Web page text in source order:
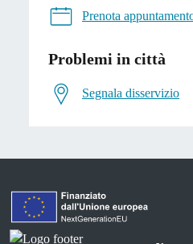
Prenota
Problemi in città
Segnala disservizio